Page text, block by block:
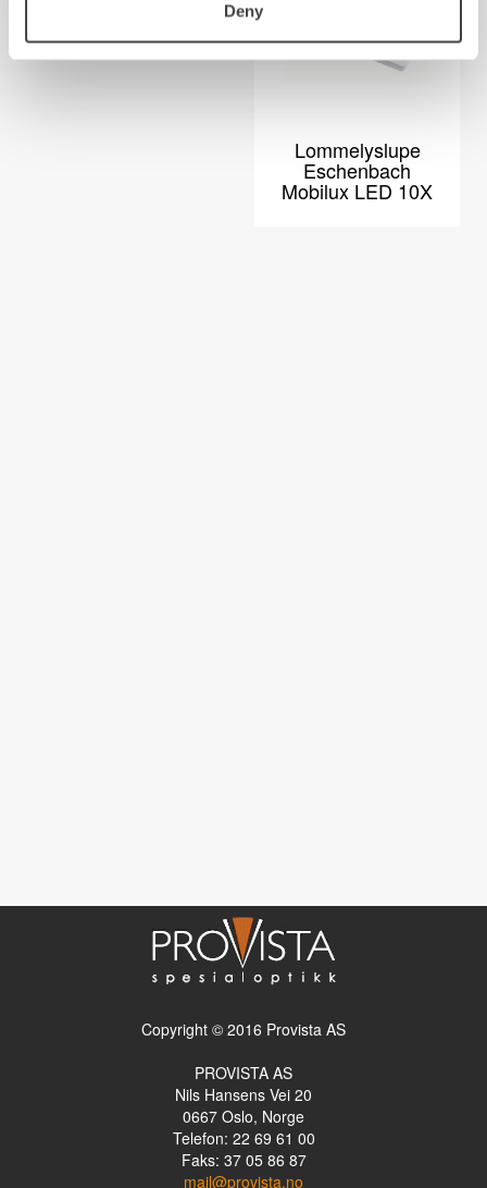
Deny
Lommelyslupe
Eschenbach
Mobilux LED 10X
Copyright © 2016 Provista AS
PROVISTA AS
Nils Hansens Vei 20
0667 Oslo, Norge
Telefon: 22 69 61 00
Faks: 37 05 86 87
mail@provista.no